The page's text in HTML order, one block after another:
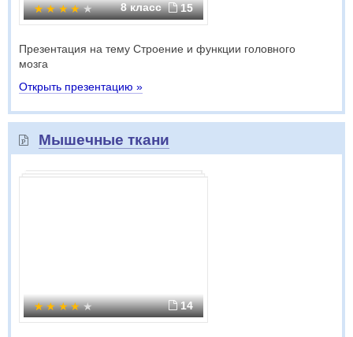
8 класс 15
Презентация на тему Строение и функции головного
мозга
Открыть презентацию »
Мышечные ткани
14